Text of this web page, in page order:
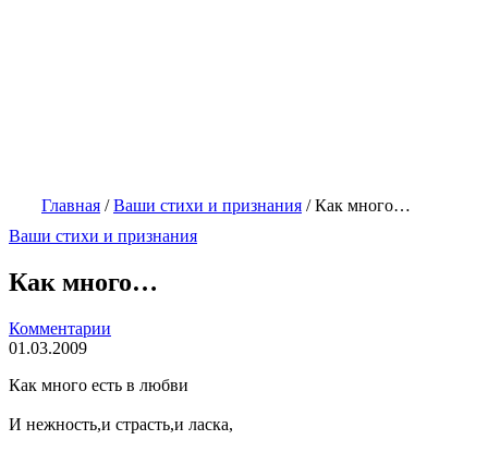
Главная /Ваши стихи и признания /Как много…
Ваши стихи и признания
Как много…
Комментарии
01.03.2009
Как много есть в любви
И нежность,и страсть,и ласка,